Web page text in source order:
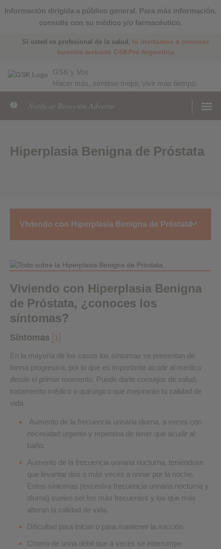
Información dirigida a público general. Para más información,
consulte con su médico y/o farmacéutico.
Si usted es profesional de la salud, lo invitamos a conocer
nuestro website GSKPro Argentina
GSK y Vos
Hacer más, sentirse mejor, vivir más tiempo.
Notificar Reacción Adversa
Hiperplasia Benigna de Próstata
Viviendo con Hiperplasia Benigna de Próstata
Viviendo con Hiperplasia Benigna
de Próstata, ¿conoces los
síntomas?
Síntomas 1
En la mayoría de los casos los síntomas se presentan de
forma progresiva, por lo que es importante acudir al médico
desde el primer momento. Puede darte consejos de salud,
tratamiento médico o quirúrgico que mejorarán tu calidad de
vida.
Aumento de la frecuencia urinaria diurna, a veces con
necesidad urgente y repentina de tener que acudir al
baño.
Aumento de la frecuencia urinaria nocturna, teniéndose
que levantar dos o más veces a orinar por la noche.
Estos síntomas (excesiva frecuencia urinaria nocturna y
diurna) suelen ser los más frecuentes y los que más
alteran la calidad de vida.
Dificultad para iniciar o para mantener la micción.
Chorro de orina débil que a veces se interrumpe